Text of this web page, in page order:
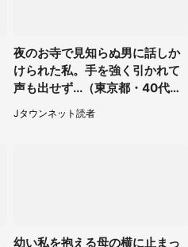
夜のお寺で見知らぬ男に話しか
けられた私。手を強く引かれて
声も出せず...（東京都・40代女
Jタウンネット読者
幼い私を抱える母の横に止まっ